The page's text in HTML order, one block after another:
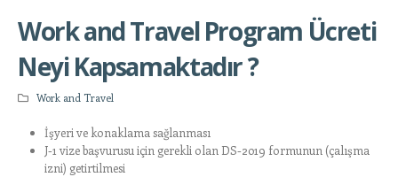
Work and Travel Program Ücreti
Neyi Kapsamaktadır ?
Work and Travel
İşyeri ve konaklama sağlanması
J-1 vize başvurusu için gerekli olan DS-2019 formunun (çalışma
izni) getirtilmesi